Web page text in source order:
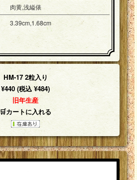
肉黄,浅縊俵
3.39cm,1.68cm
HM-17 2粒入り
¥440 (税込 ¥484)
旧年生産
🛒カートに入れる